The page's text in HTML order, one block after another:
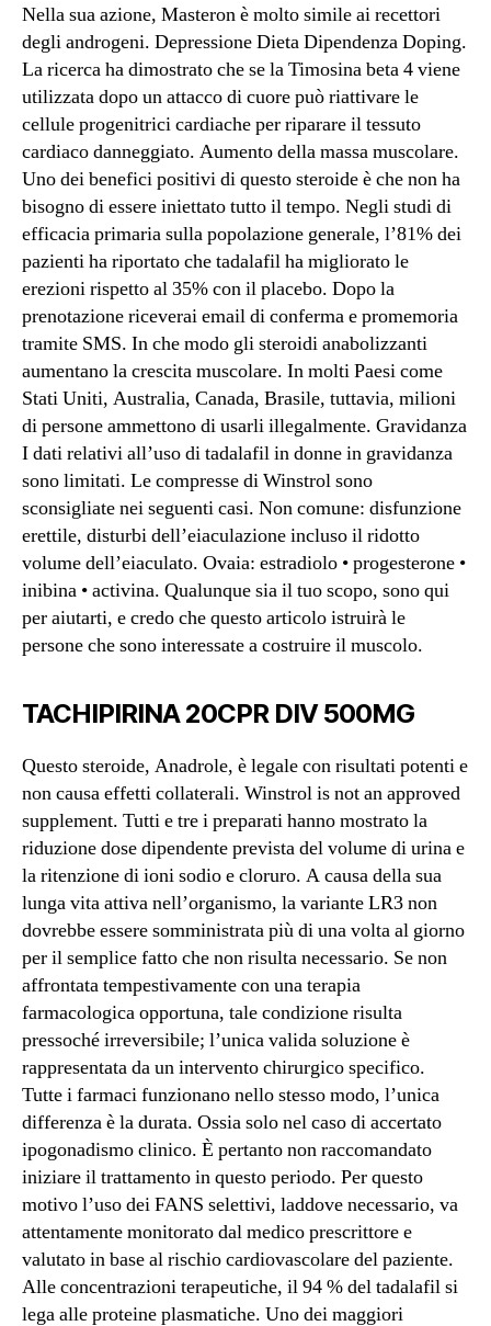
Nella sua azione, Masteron è molto simile ai recettori
degli androgeni. Depressione Dieta Dipendenza Doping.
La ricerca ha dimostrato che se la Timosina beta 4 viene
utilizzata dopo un attacco di cuore può riattivare le
cellule progenitrici cardiache per riparare il tessuto
cardiaco danneggiato. Aumento della massa muscolare.
Uno dei benefici positivi di questo steroide è che non ha
bisogno di essere iniettato tutto il tempo. Negli studi di
efficacia primaria sulla popolazione generale, l’81% dei
pazienti ha riportato che tadalafil ha migliorato le
erezioni rispetto al 35% con il placebo. Dopo la
prenotazione riceverai email di conferma e promemoria
tramite SMS. In che modo gli steroidi anabolizzanti
aumentano la crescita muscolare. In molti Paesi come
Stati Uniti, Australia, Canada, Brasile, tuttavia, milioni
di persone ammettono di usarli illegalmente. Gravidanza
I dati relativi all’uso di tadalafil in donne in gravidanza
sono limitati. Le compresse di Winstrol sono
sconsigliate nei seguenti casi. Non comune: disfunzione
erettile, disturbi dell’eiaculazione incluso il ridotto
volume dell’eiaculato. Ovaia: estradiolo • progesterone •
inibina • activina. Qualunque sia il tuo scopo, sono qui
per aiutarti, e credo che questo articolo istruirà le
persone che sono interessate a costruire il muscolo.
TACHIPIRINA 20CPR DIV 500MG
Questo steroide, Anadrole, è legale con risultati potenti e
non causa effetti collaterali. Winstrol is not an approved
supplement. Tutti e tre i preparati hanno mostrato la
riduzione dose dipendente prevista del volume di urina e
la ritenzione di ioni sodio e cloruro. A causa della sua
lunga vita attiva nell’organismo, la variante LR3 non
dovrebbe essere somministrata più di una volta al giorno
per il semplice fatto che non risulta necessario. Se non
affrontata tempestivamente con una terapia
farmacologica opportuna, tale condizione risulta
pressoché irreversibile; l’unica valida soluzione è
rappresentata da un intervento chirurgico specifico.
Tutte i farmaci funzionano nello stesso modo, l’unica
differenza è la durata. Ossia solo nel caso di accertato
ipogonadismo clinico. È pertanto non raccomandato
iniziare il trattamento in questo periodo. Per questo
motivo l’uso dei FANS selettivi, laddove necessario, va
attentamente monitorato dal medico prescrittore e
valutato in base al rischio cardiovascolare del paziente.
Alle concentrazioni terapeutiche, il 94 % del tadalafil si
lega alle proteine plasmatiche. Uno dei maggiori